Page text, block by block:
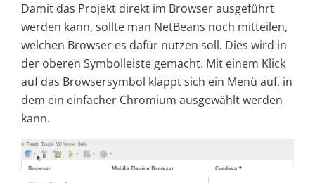
Damit das Projekt direkt im Browser ausgeführt
werden kann, sollte man NetBeans noch mitteilen,
welchen Browser es dafür nutzen soll. Dies wird in
der oberen Symbolleiste gemacht. Mit einem Klick
auf das Browsersymbol klappt sich ein Menü auf, in
dem ein einfacher Chromium ausgewählt werden
kann.